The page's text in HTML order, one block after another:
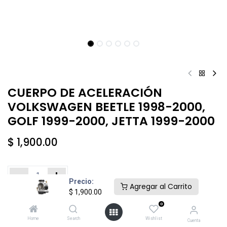
Precio:
$ 1,900.00
Agregar al Carrito
Home Search
0
Wishlist Cuenta
CUERPO DE ACELERACIÓN
VOLKSWAGEN BEETLE 1998-2000,
GOLF 1999-2000, JETTA 1999-2000
$ 1,900.00
Comprar ahora
Agregar a la lista de deseos